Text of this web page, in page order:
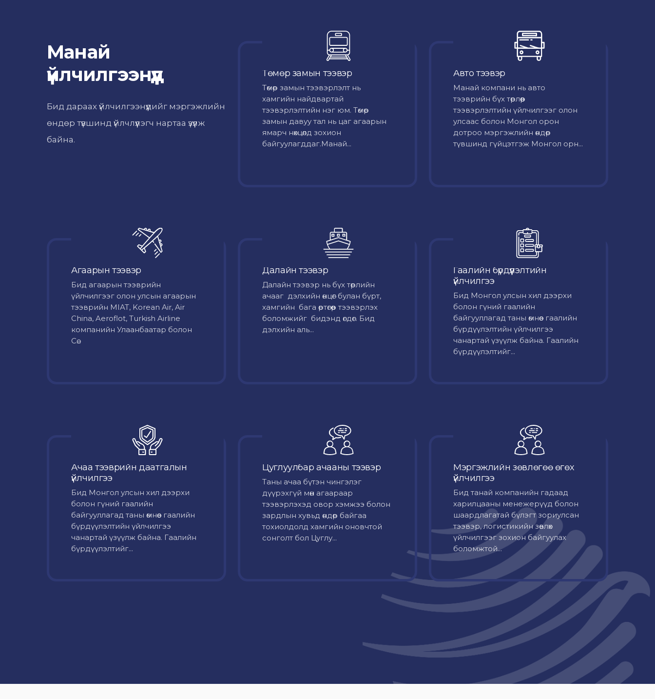
Манай
үйлчилгээнүүд
Бид дараах үйлчилгээнүүдийг мэргэжлийн
өндөр түвшинд үйлчлүүлэгч нартаа үзүүлж
байна.
Төмөр замын тээвэр
Төмөр замын тээвэрлэлт нь
хамгийн найдвартай
тээвэрлэлтийн нэг юм. Төмөр
замын давуу тал нь цаг агаарын
ямарч нөхцөлд зохион
байгуулагддаг.Манай...
Авто тээвэр
Mанай компани нь авто
тээврийн бүх төрлөөр
тээвэрлэлтийн үйлчилгээг олон
улсаас болон Монгол орон
дотроо мэргэжлийн өндөр
түвшинд гүйцэтгэж Монгол орн...
Агаарын тээвэр
Бид агаарын тээврийн
үйлчилгээг олон улсын агаарын
тээврийн MIAT, Korean Air, Air
China, Aeroflot, Turkish Airline
компанийн Улаанбаатар болон
Сө...
Далайн тээвэр
Далайн тээвэр нь бүх төрлийн
ачааг дэлхийн өнцөг булан бүрт,
хамгийн бага өртөгөөр тээвэрлэх
боломжийг бидэнд өгдөг. Бид
дэлхийн аль...
Гаалийн бүрдүүлэлтийн
үйлчилгээ
Бид Монгол улсын хил дээрхи
болон гүний гаалийн
байгууллагад таны өмнөөс гаалийн
бүрдүүлэлтийн үйлчилгээ
чанартай үзүүлж байна. Гаалийн
бүрдүүлэлтийг...
Ачаа тээврийн даатгалын
үйлчилгээ
Бид Монгол улсын хил дээрхи
болон гүний гаалийн
байгууллагад таны өмнөөс гаалийн
бүрдүүлэлтийн үйлчилгээ
чанартай үзүүлж байна. Гаалийн
бүрдүүлэлтийг...
Цуглуулбар ачааны тээвэр
Таны ачаа бүтэн чингэлэг
дүүрэхгүй мөн агаараар
тээвэрлэхэд овор хэмжээ болон
зардлын хувьд өндөр байгаа
тохиолдолд хамгийн оновчтой
сонголт бол Цуглу...
Мэргэжлийн зөвлөгөө өгөх
үйлчилгээ
Бид танай компанийн гадаад
харилцааны менежерүүд болон
шаардлагатай бүлэгт зориулсан
тээвэр, логистикийн зөвлөх
үйлчилгээг зохион байгуулах
боломжтой...